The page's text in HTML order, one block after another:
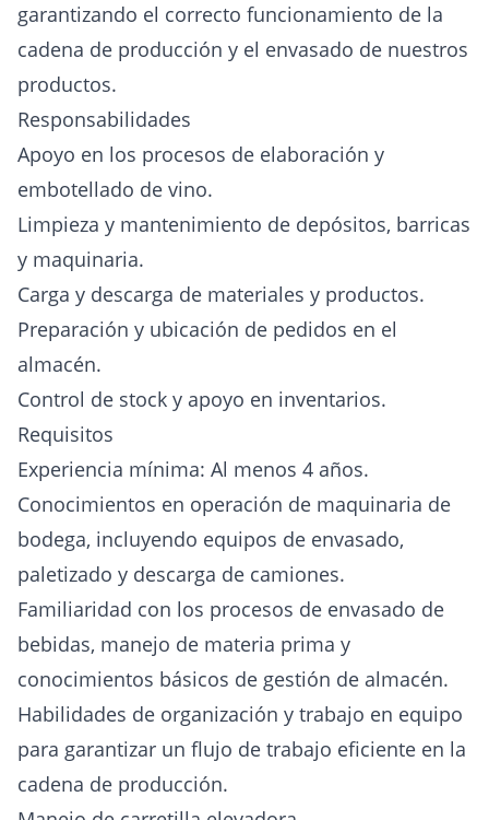
garantizando el correcto funcionamiento de la
cadena de producción y el envasado de nuestros
productos.
Responsabilidades
Apoyo en los procesos de elaboración y
embotellado de vino.
Limpieza y mantenimiento de depósitos, barricas
y maquinaria.
Carga y descarga de materiales y productos.
Preparación y ubicación de pedidos en el
almacén.
Control de stock y apoyo en inventarios.
Requisitos
Experiencia mínima: Al menos 4 años.
Conocimientos en operación de maquinaria de
bodega, incluyendo equipos de envasado,
paletizado y descarga de camiones.
Familiaridad con los procesos de envasado de
bebidas, manejo de materia prima y
conocimientos básicos de gestión de almacén.
Habilidades de organización y trabajo en equipo
para garantizar un flujo de trabajo eficiente en la
cadena de producción.